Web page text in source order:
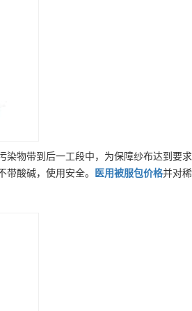
染物带到后一工段中，为保障纱布达到要求
酸碱，使用安全。 医用被服包价格并对稀